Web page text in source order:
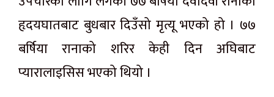
हृदयघातबाट बुधबार दिउँसो मृत्यू भएको हो । ७७
बर्षिया रानाको शरिर केही दिन अघिबाट
प्यारालाइसिस भएको थियो ।